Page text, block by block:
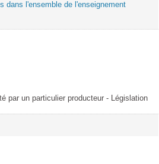
dans l'ensemble de l'enseignement
par un particulier producteur - Législation